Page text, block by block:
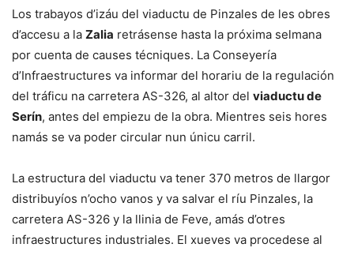
Los trabayos d’izáu del viaductu de Pinzales de les obres
d’accesu a la Zalia retrásense hasta la próxima selmana
por cuenta de causes técniques. La Conseyería
d’Infraestructures va informar del horariu de la regulación
del tráficu na carretera AS-326, al altor del viaductu de
Serín, antes del empiezu de la obra. Mientres seis hores
namás se va poder circular nun únicu carril.
La estructura del viaductu va tener 370 metros de llargor
distribuyíos n’ocho vanos y va salvar el ríu Pinzales, la
carretera AS-326 y la llinia de Feve, amás d’otres
infraestructures industriales. El xueves va procedese al